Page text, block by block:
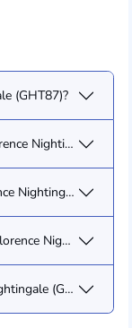
(GHT87)?
Nightingale
Nightingale
Nightingale
(GHT87)?